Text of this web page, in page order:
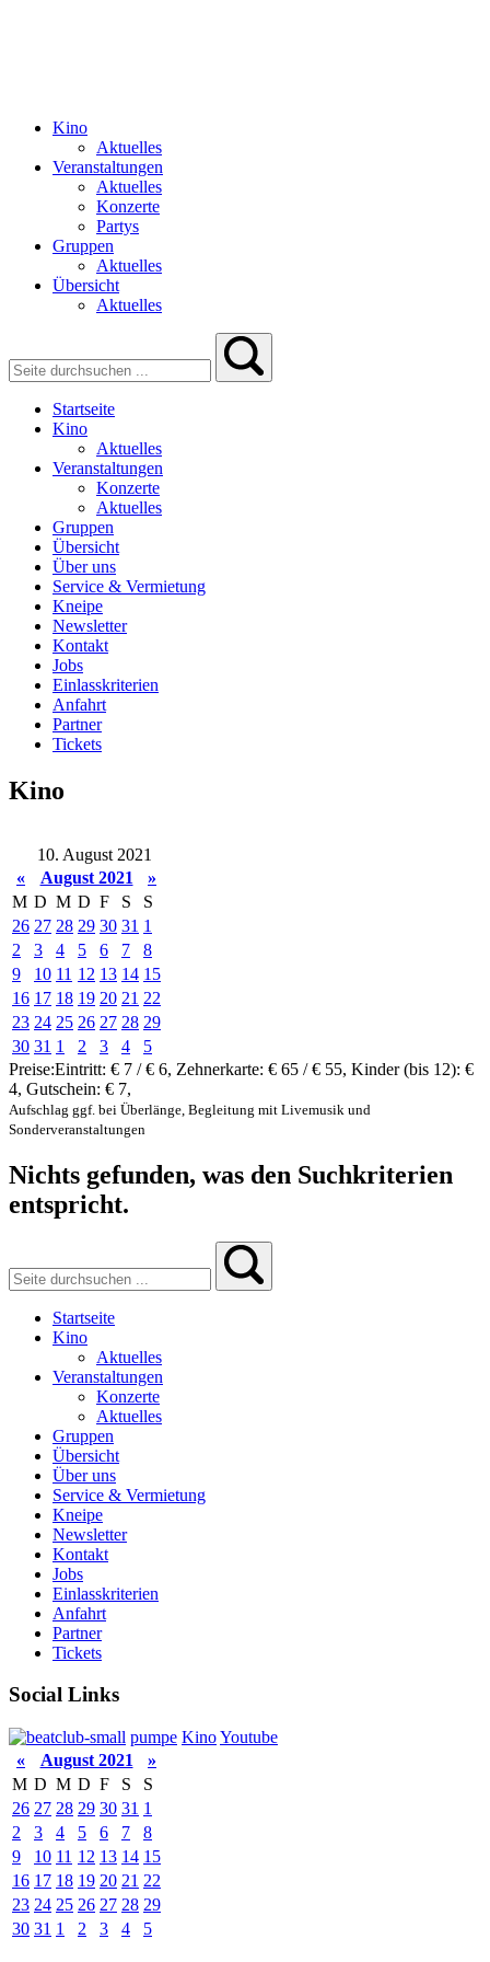
Kino
Aktuelles
Veranstaltungen
Aktuelles
Konzerte
Partys
Gruppen
Aktuelles
Übersicht
Aktuelles
Startseite
Kino
Aktuelles
Veranstaltungen
Konzerte
Aktuelles
Gruppen
Übersicht
Über uns
Service & Vermietung
Kneipe
Newsletter
Kontakt
Jobs
Einlasskriterien
Anfahrt
Partner
Tickets
Kino
10. August 2021
«
August 2021
»
M D M D F S
S
26 27 28 29 30 31 1
2
3 4 5 6 7
8
9
10 11 12 13 14 15
16 17 18 19 20 21 22
23 24 25 26 27 28 29
30 31 1 2 3 4
5
Preise:Eintritt: € 7 / € 6, Zehnerkarte: € 65 / € 55, Kinder (bis 12): €
4, Gutschein: € 7,
Aufschlag ggf. bei Überlänge, Begleitung mit Livemusik und
Sonderveranstaltungen
Nichts gefunden, was den Suchkriterien
entspricht.
Startseite
Kino
Aktuelles
Veranstaltungen
Konzerte
Aktuelles
Gruppen
Übersicht
Über uns
Service & Vermietung
Kneipe
Newsletter
Kontakt
Jobs
Einlasskriterien
Anfahrt
Partner
Tickets
Social Links
pumpe KinoYoutube
«
August 2021
»
M D M D F S
S
26 27 28 29 30 31 1
2
3 4 5 6 7
8
9
10 11 12 13 14 15
16 17 18 19 20 21 22
23 24 25 26 27 28 29
30 31 1 2 3 4 5